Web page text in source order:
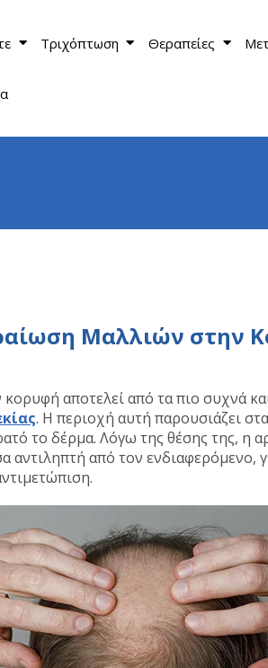
Τριχόπτωση Θεραπείες
Μαλλιών στην
αποτελεί από τα πιο συχνά
. Η περιοχή αυτή παρουσιάζει
το δέρμα. Λόγω της θέσης της, η
αντιληπτή από τον ενδιαφερόμενο,